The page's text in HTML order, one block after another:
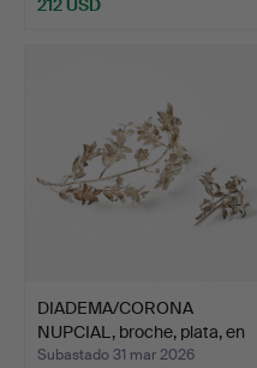
212 USD
DIADEMA/CORONA
NUPCIAL, broche, plata, en
…
Subastado 31 mar 2026